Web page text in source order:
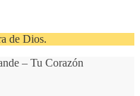
de Dios.
– Tu Corazón